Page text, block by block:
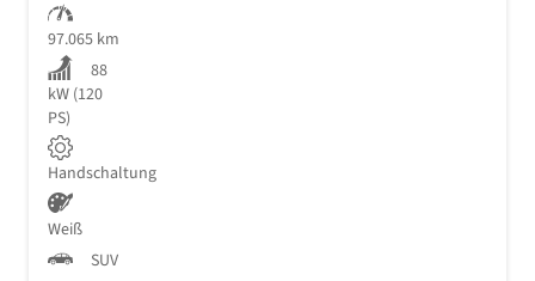
97.065 km
88
kW (120
PS)
Handschaltung
Weiß
SUV